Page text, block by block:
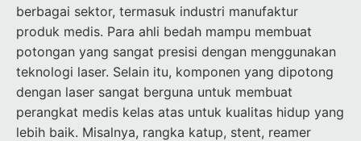
berbagai sektor, termasuk industri manufaktur
produk medis. Para ahli bedah mampu membuat
potongan yang sangat presisi dengan menggunakan
teknologi laser. Selain itu, komponen yang dipotong
dengan laser sangat berguna untuk membuat
perangkat medis kelas atas untuk kualitas hidup yang
lebih baik. Misalnya, rangka katup, stent, reamer